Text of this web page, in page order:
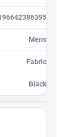
Mens
Fabric
Black